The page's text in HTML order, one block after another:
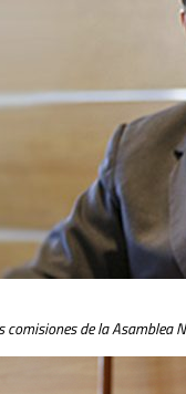
de la Asamblea